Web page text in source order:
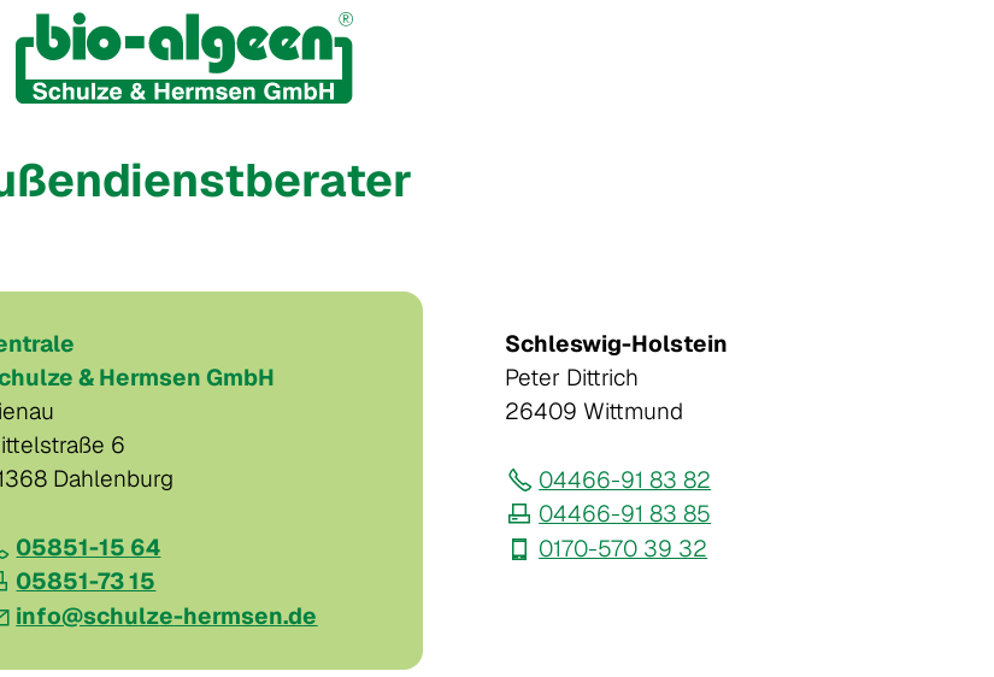
& Hermsen GmbH
6
Dahlenburg
05851-15 64
05851-73 15
nf
sch lz -h rms nd
Schleswig-Holstein
Peter Dittrich
26409 Wittmund
04466-91 83 82
04466-91 83 85
0170-570 39 32